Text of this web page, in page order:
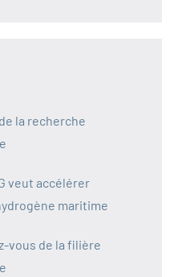
la recherche
veut accélérer
maritime
vous de la filière